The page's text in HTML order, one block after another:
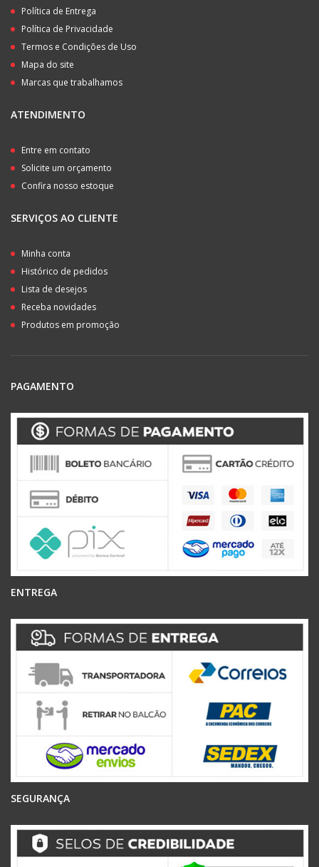
Política de Entrega
Política de Privacidade
Termos e Condições de Uso
Mapa do site
Marcas que trabalhamos
ATENDIMENTO
Entre em contato
Solicite um orçamento
Confira nosso estoque
SERVIÇOS AO CLIENTE
Minha conta
Histórico de pedidos
Lista de desejos
Receba novidades
Produtos em promoção
PAGAMENTO
ENTREGA
SEGURANÇA